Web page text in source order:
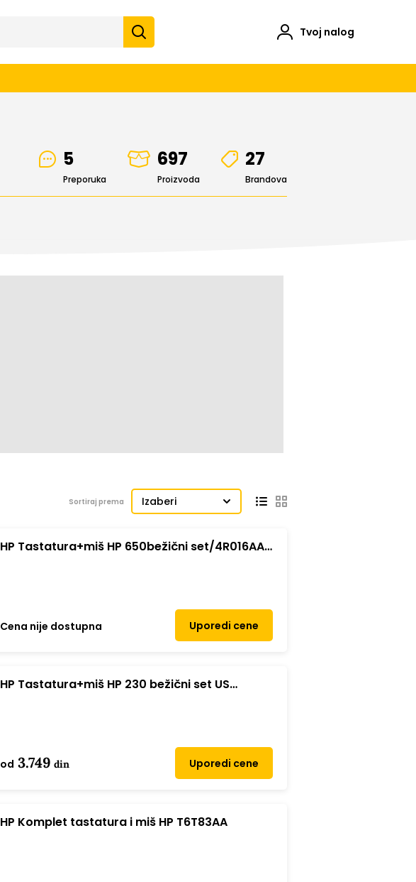
Tvoj nalog
5
Preporuka
697
Proizvoda
27
Brandova
Sortiraj prema Izaberi
HP Tastatura+miš HP 650bežični set/4R016AA/
Cena nije dostupna Uporedi cene
HP Tastatura+miš HP 230 bežični set US
od 3.749 din Uporedi cene
HP Komplet tastatura i miš HP T6T83AA